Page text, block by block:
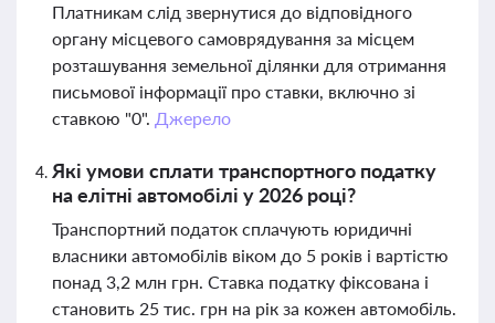
Платникам слід звернутися до відповідного
органу місцевого самоврядування за місцем
розташування земельної ділянки для отримання
письмової інформації про ставки, включно зі
ставкою "0". Джерело
Які умови сплати транспортного податку
на елітні автомобілі у 2026 році?
Транспортний податок сплачують юридичні
власники автомобілів віком до 5 років і вартістю
понад 3,2 млн грн. Ставка податку фіксована і
становить 25 тис. грн на рік за кожен автомобіль.